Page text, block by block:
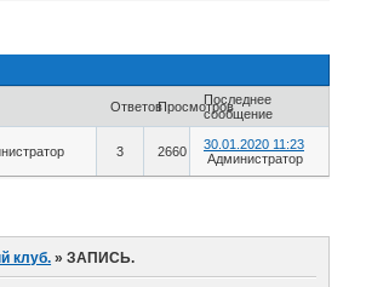
ОтветовПросмотровПоследнее
сообщение
3 2660
30.01.2020 11:23
Администратор
клуб. »ЗАПИСЬ.